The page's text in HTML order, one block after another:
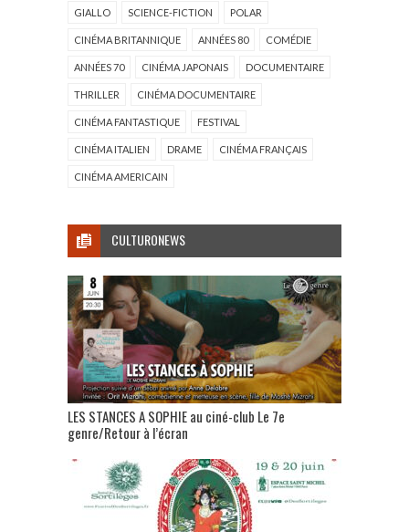
GIALLO SCIENCE-FICTION POLAR
CINÉMA BRITANNIQUE ANNÉES 80 COMÉDIE
ANNÉES 70 CINÉMA JAPONAIS DOCUMENTAIRE
THRILLER CINÉMA DOCUMENTAIRE
CINÉMA FANTASTIQUE FESTIVAL
CINÉMA ITALIEN DRAME CINÉMA FRANÇAIS
CINÉMA AMERICAIN
CULTURONEWS
LES STANCES A SOPHIE au ciné-club Le 7e
genre/Retour à l’écran